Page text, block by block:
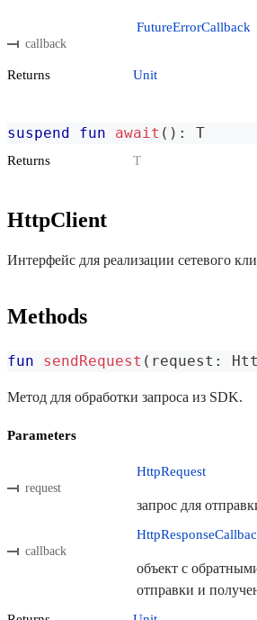
callback
FutureErrorCallback
Returns Unit
suspend fun await ( ) : T
Returns T
HttpClient
Интерфейс для реализации сетевого
Methods
fun sendRequest ( request :
Метод для обработки запроса из SDK.
Parameters
request
HttpRequest
запрос для
callback
объект с
отправки и